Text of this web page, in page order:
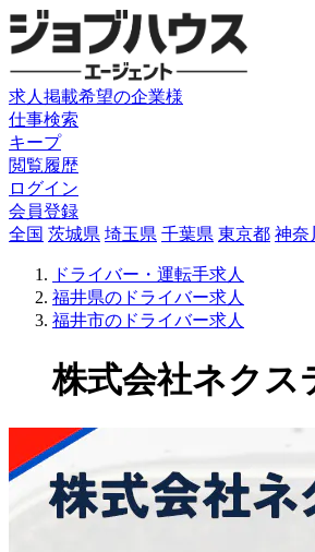
求人掲載希望の企業様
仕事検索
キープ
閲覧履歴
ログイン
会員登録
全国 茨城県 埼玉県 千葉県 東京都 神奈
ドライバー・運転手求人
福井県のドライバー求人
福井市のドライバー求人
株式会社ネクス